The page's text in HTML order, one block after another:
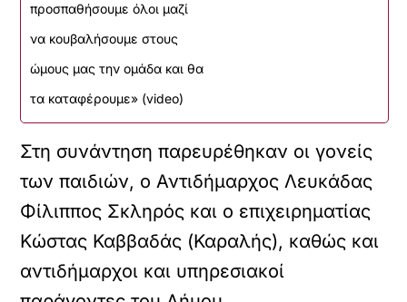
προσπαθήσουμε όλοι μαζί
να κουβαλήσουμε στους
ώμους μας την ομάδα και θα
τα καταφέρουμε» (video)
Στη συνάντηση παρευρέθηκαν οι γονείς
των παιδιών, ο Αντιδήμαρχος Λευκάδας
Φίλιππος Σκληρός και ο επιχειρηματίας
Κώστας Καββαδάς (Καραλής), καθώς και
αντιδήμαρχοι και υπηρεσιακοί